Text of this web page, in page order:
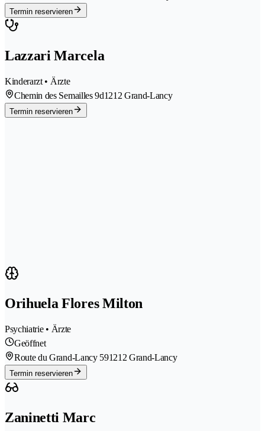
Termin reservieren
Lazzari Marcela
Kinderarzt • Ärzte
Chemin des Semailles 9d1212 Grand-Lancy
Termin reservieren
Orihuela Flores Milton
Psychiatrie • Ärzte
Geöffnet
Route du Grand-Lancy 591212 Grand-Lancy
Termin reservieren
Zaninetti Marc